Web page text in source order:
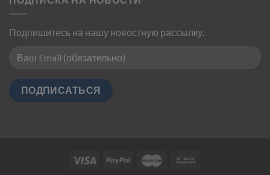
Подпишитесь на нашу новостную рассылку.